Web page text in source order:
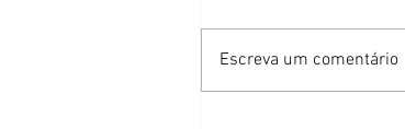
Escreva um comentário